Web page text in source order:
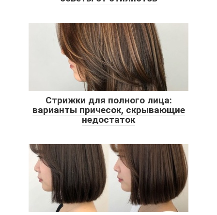
Стрижки для полного лица:
варианты причесок, скрывающие
недостаток